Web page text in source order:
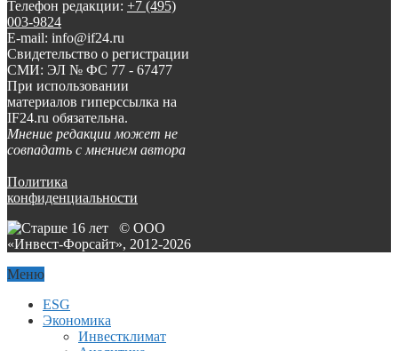
Телефон редакции: +7 (495)
003-9824
E-mail: info@if24.ru
Свидетельство о регистрации
СМИ: ЭЛ № ФС 77 - 67477
При использовании
материалов гиперссылка на
IF24.ru обязательна.
Мнение редакции может не
совпадать с мнением автора
Политика
конфиденциальности
© ООО
«Инвест-Форсайт», 2012-2026
Меню
ESG
Экономика
Инвестклимат